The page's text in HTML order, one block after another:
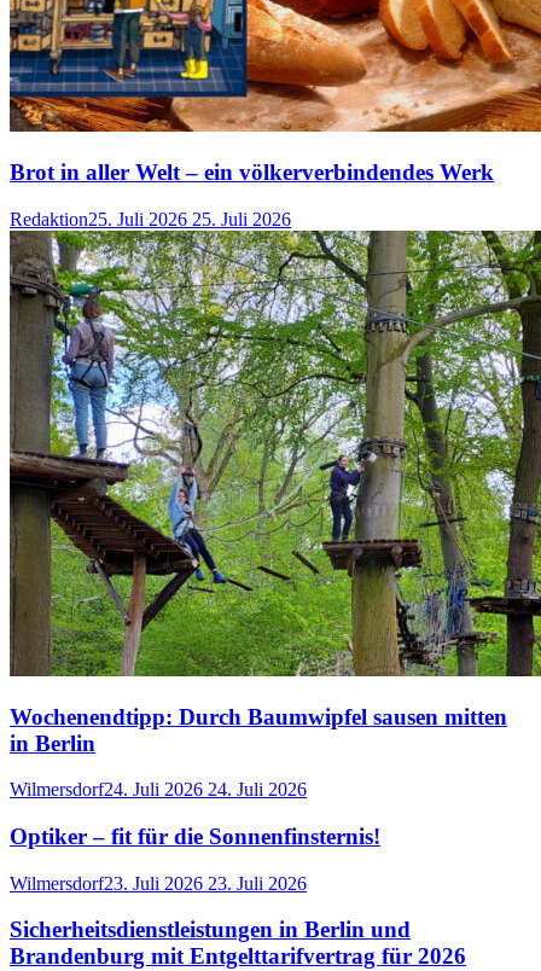
Brot in aller Welt – ein völkerverbindendes Werk
Redaktion25. Juli 2026 25. Juli 2026
Wochenendtipp: Durch Baumwipfel sausen mitten
in Berlin
Wilmersdorf24. Juli 2026 24. Juli 2026
Optiker – fit für die Sonnenfinsternis!
Wilmersdorf23. Juli 2026 23. Juli 2026
Sicherheitsdienstleistungen in Berlin und
Brandenburg mit Entgelttarifvertrag für 2026